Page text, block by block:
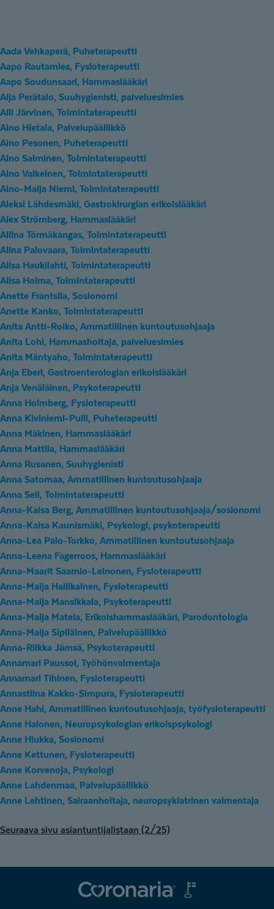
Aada Vehkaperä, Puheterapeutti
Aapo Rautamies, Fysioterapeutti
Aapo Soudunsaari, Hammaslääkäri
Aija Perätalo, Suuhygienisti, palveluesimies
Aili Järvinen, Toimintaterapeutti
Aino Hietala, Palvelupäällikkö
Aino Pesonen, Puheterapeutti
Aino Salminen, Toimintaterapeutti
Aino Valkeinen, Toimintaterapeutti
Aino-Maija Niemi, Toimintaterapeutti
Aleksi Lähdesmäki, Gastrokirurgian erikoislääkäri
Alex Strömberg, Hammaslääkäri
Aliina Törmäkangas, Toimintaterapeutti
Alina Palovaara, Toimintaterapeutti
Alisa Haukilahti, Toimintaterapeutti
Alisa Holma, Toimintaterapeutti
Anette Frantsila, Sosionomi
Anette Kanko, Toimintaterapeutti
Anita Antti-Roiko, Ammatillinen kuntoutusohjaaja
Anita Lohi, Hammashoitaja, palveluesimies
Anita Mäntyaho, Toimintaterapeutti
Anja Eberl, Gastroenterologian erikoislääkäri
Anja Venäläinen, Psykoterapeutti
Anna Holmberg, Fysioterapeutti
Anna Kiviniemi-Pulli, Puheterapeutti
Anna Mäkinen, Hammaslääkäri
Anna Mattila, Hammaslääkäri
Anna Rusanen, Suuhygienisti
Anna Satomaa, Ammatillinen kuntoutusohjaaja
Anna Sell, Toimintaterapeutti
Anna-Kaisa Berg, Ammatillinen kuntoutusohjaaja/sosionomi
Anna-Kaisa Kaunismäki, Psykologi, psykoterapeutti
Anna-Lea Palo-Torkko, Ammatillinen kuntoutusohjaaja
Anna-Leena Fagerroos, Hammaslääkäri
Anna-Maarit Saarnio-Leinonen, Fysioterapeutti
Anna-Maija Hallikainen, Fysioterapeutti
Anna-Maija Mansikkala, Psykoterapeutti
Anna-Maija Matela, Erikoishammaslääkäri, Parodontologia
Anna-Maija Sipiläinen, Palvelupäällikkö
Anna-Riikka Jämsä, Psykoterapeutti
Annamari Paussoi, Työhönvalmentaja
Annamari Tihinen, Fysioterapeutti
Annastiina Kakko-Simpura, Fysioterapeutti
Anne Hahl, Ammatillinen kuntoutusohjaaja, työfysioterapeutti
Anne Halonen, Neuropsykologian erikoispsykologi
Anne Hiukka, Sosionomi
Anne Kettunen, Fysioterapeutti
Anne Korvenoja, Psykologi
Anne Lahdenmaa, Palvelupäällikkö
Anne Lehtinen, Sairaanhoitaja, neuropsykiatrinen valmentaja
A
Seuraava sivu asiantuntijalistaan (2/25)
Coronaria